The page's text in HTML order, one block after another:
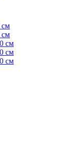
см
см
см
см
см